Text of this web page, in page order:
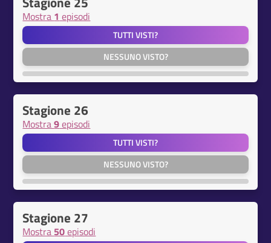
Mostra 1 episodi
TUTTI VISTI?
NESSUNO VISTO?
Stagione 26
Mostra9episodi
TUTTI VISTI?
NESSUNO VISTO?
Stagione 27
Mostra 50episodi